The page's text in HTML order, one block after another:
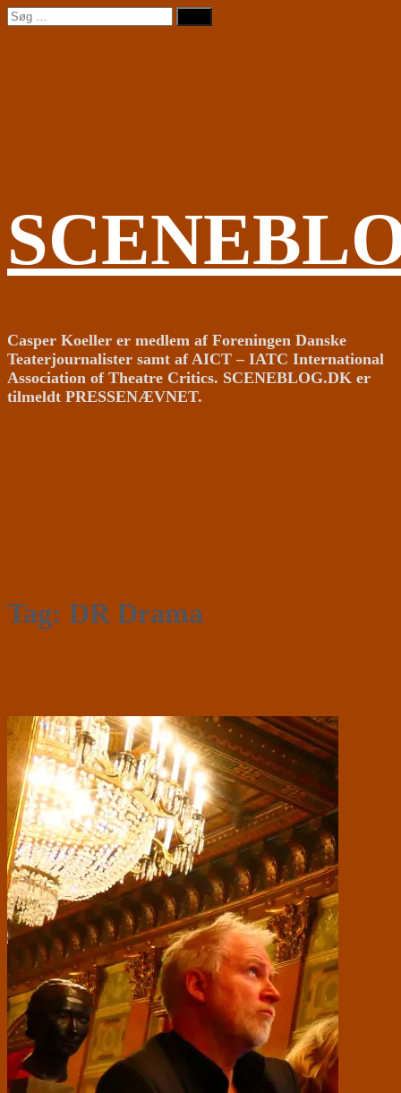
Videre
til
Søg
efter:
Casper Koeller er medlem af Foreningen Danske
Teaterjournalister samt af AICT – IATC International
Association of Theatre Critics. SCENEBLOG.DK er
tilmeldt PRESSENÆVNET.
Tag: DR Drama